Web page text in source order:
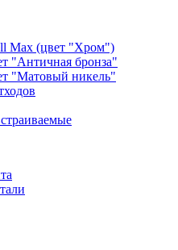
Max (цвет "Хром")
"Античная бронза"
"Матовый никель"